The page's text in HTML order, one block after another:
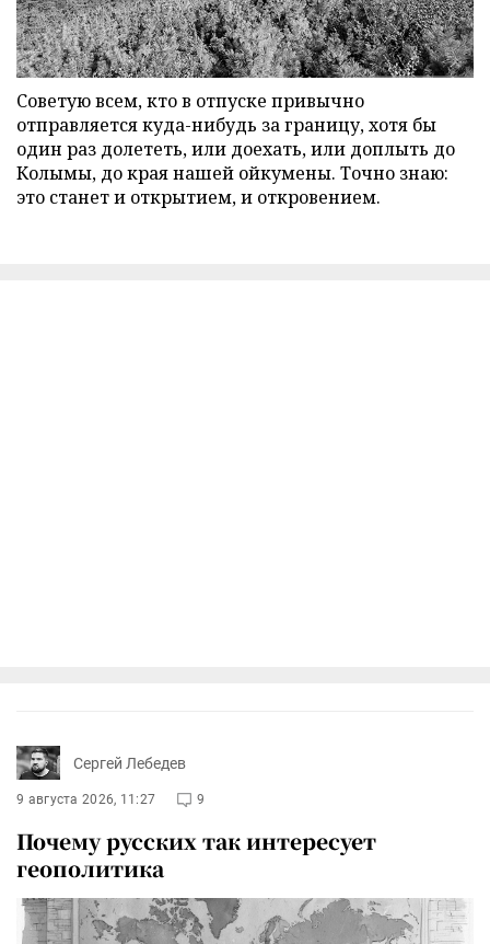
Советую всем, кто в отпуске привычно
отправляется куда-нибудь за границу, хотя бы
один раз долететь, или доехать, или доплыть до
Колымы, до края нашей ойкумены. Точно знаю:
это станет и открытием, и откровением.
Сергей Лебедев
9 августа 2026, 11:27 9
Почему русских так интересует
геополитика